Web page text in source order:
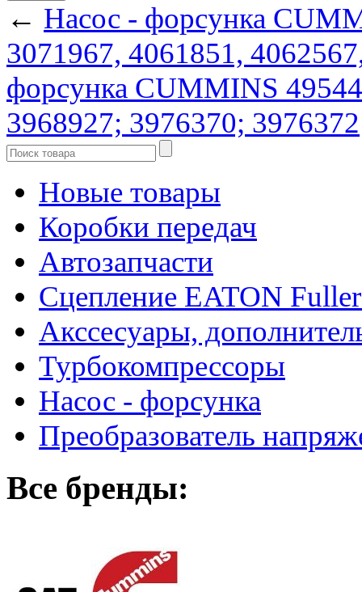
← Насос - форсунка
3071967, 4061851,
форсунка CUMMINS
3968927; 3976370; 3976372
Новые товары
Коробки передач
Автозапчасти
Сцепление EATON
Акссесуары,
Турбокомпрессоры
Насос - форсунка
Преобразователь
Все бренды: